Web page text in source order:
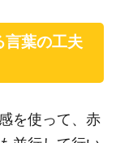
言葉の工夫
を使って、赤